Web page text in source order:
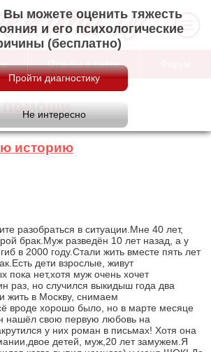
Вы можете оценить тяжесть
и его психологические
(бесплатно)
Отзывы о сайте
помощи
историю
разобраться в ситуации.Мне 40 лет,
брак.Муж разведён 10 лет назад, а у
в 2000 году.Стали жить вместе пять лет
дети взрослые, живут
пока нет,хотя муж очень хочет
раз, но случился выкидыш года два
жить в Москву, снимаем
вроде хорошо было, но в марте месяце
нашёл свою первую любовь на
у них роман в письмах! Хотя она
детей, муж,20 лет замужем.Я